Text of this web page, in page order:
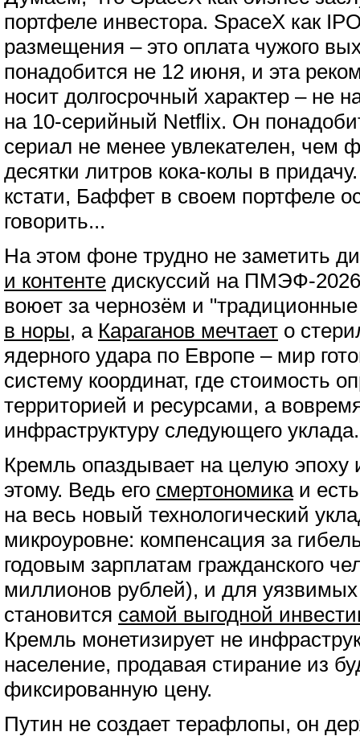
портфеле инвестора. SpaceX как
размещения – это оплата чужого
понадобится не 12 июня, и эта
носит долгосрочный характер – не
на 10-серийный Netflix. Он
сериал не менее увлекателен, чем
десятки литров кока-колы в
кстати, Баффет в своем портфеле
говорить...
На этом фоне трудно не заметить
и контенте дискуссий на ПМЭФ-
воюет за чернозём и
в норы, а Караганов мечтает о
ядерного удара по Европе – мир
систему координат, где стоимость
территорией и ресурсами, а
инфраструктуру следующего уклада.
Кремль опаздывает на целую эпоху
этому. Ведь его смертономикаи
на весь новый технологический
микроуровне: компенсация за
годовым зарплатам гражданского
миллионов рублей), и для
становится самой выгодной
Кремль монетизирует не
население, продавая стирание из
фиксированную цену.
Путин не создает терафлопы, он